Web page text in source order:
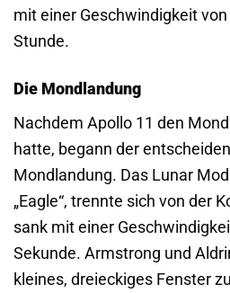
mit einer Geschwindigkeit
Stunde.
Die Mondlandung
Nachdem Apollo 11 den
hatte, begann der
Mondlandung. Das Lunar
„Eagle“, trennte sich von der
sank mit einer
Sekunde. Armstrong und
kleines, dreieckiges Fenster